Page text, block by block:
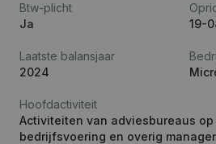
Btw-plicht
Ja
19-
Laatste balansjaar
2024
Hoofdactiviteit
Activiteiten van adviesbureaus
bedrijfsvoering en overig